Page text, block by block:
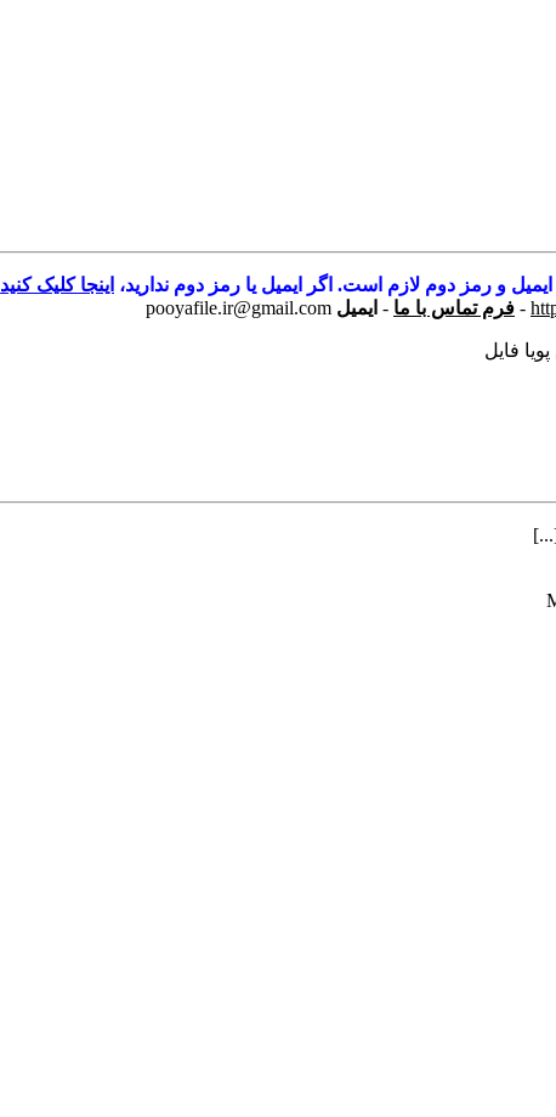
ایمیل و رمز دوم لازم است. اگر ایمیل یا رمز دوم ندارید، اینجا کلیک کنید
- فرم تماس با ما - ایمیل pooyafile.ir@gmail.com
فایل